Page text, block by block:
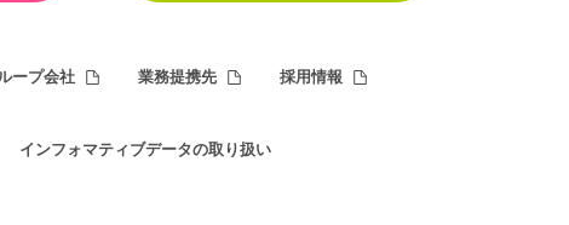
ープ会社 業務提携先 採用情報
インフォマティブデータの取り扱い